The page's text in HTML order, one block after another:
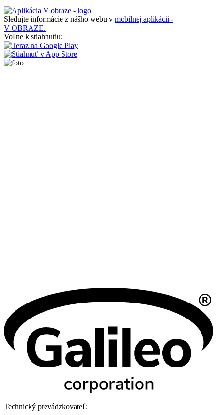
Sledujte informácie z nášho webu v mobilnej aplikácii -
V OBRAZE.
Voľne k stiahnutiu:
Technický prevádzkovateľ: